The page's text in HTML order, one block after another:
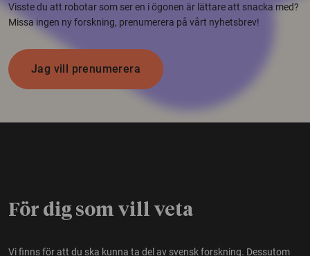
Visste du att robotar som ser en i ögonen är lättare att snacka med?
Missa ingen ny forskning, prenumerera på vårt nyhetsbrev!
Jag vill prenumerera
För dig som vill veta
Vi finns för att du ska kunna ta del av svensk forskning. Dessutom